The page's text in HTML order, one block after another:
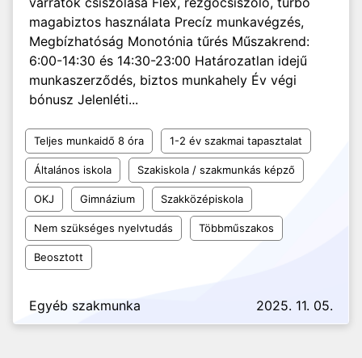
magabiztos használata Precíz munkavégzés,
Megbízhatóság Monotónia tűrés Műszakrend:
6:00-14:30 és 14:30-23:00 Határozatlan idejű
munkaszerződés, biztos munkahely Év végi
bónusz Jelenléti...
Teljes munkaidő 8 óra 1-2 év szakmai tapasztalat
Általános iskola Szakiskola / szakmunkás képző
OKJ Gimnázium Szakközépiskola
Nem szükséges nyelvtudás Többműszakos
Beosztott
Egyéb szakmunka 2025. 11. 05.